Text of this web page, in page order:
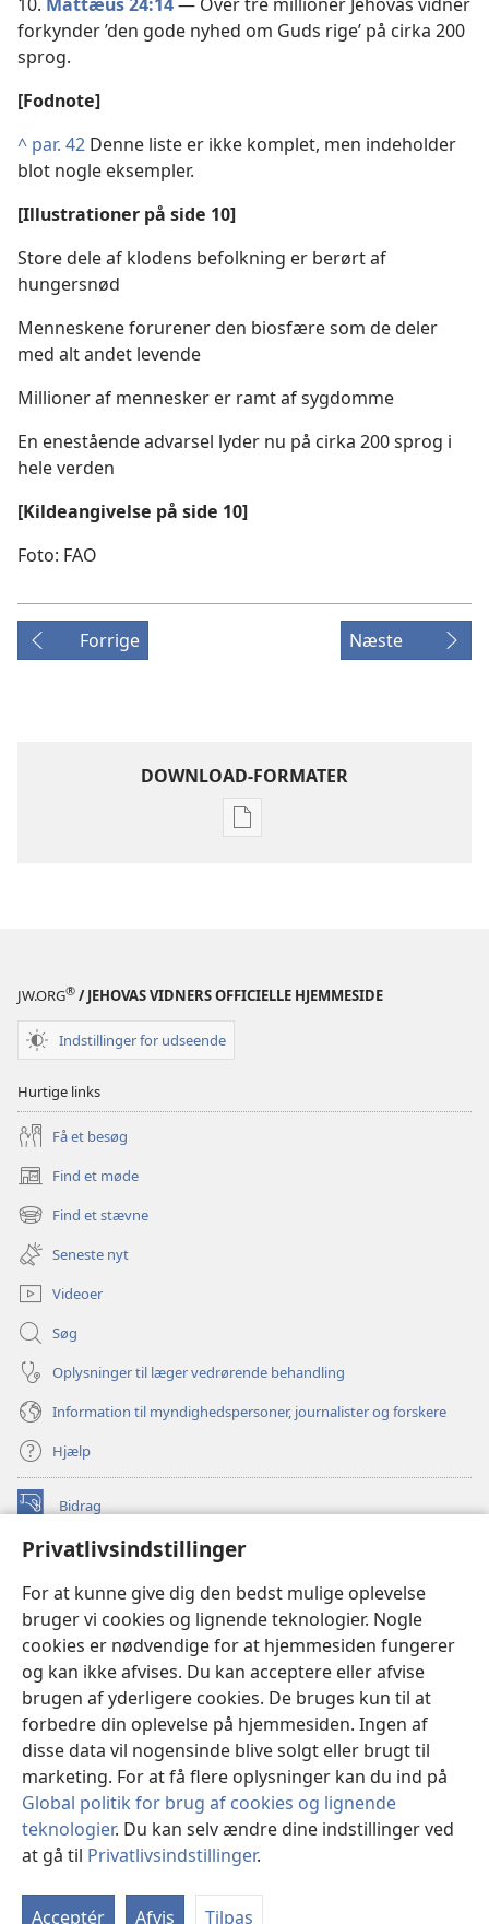
Privatlivsindstillinger
For at kunne give dig den bedst mulige oplevelse
bruger vi cookies og lignende teknologier. Nogle
cookies er nødvendige for at hjemmesiden fungerer
og kan ikke afvises. Du kan acceptere eller afvise
brugen af yderligere cookies. De bruges kun til at
forbedre din oplevelse på hjemmesiden. Ingen af
disse data vil nogensinde blive solgt eller brugt til
marketing. For at få flere oplysninger kan du ind på
Global politik for brug af cookies og lignende
teknologier. Du kan selv ændre dine indstillinger ved
at gå til Privatlivsindstillinger.
Acceptér Afvis Tilpas
forkynder ’den gode nyhed om Guds rige’ på cirka 200
sprog.
[Fodnote]
^ par. 42 Denne liste er ikke komplet, men indeholder
blot nogle eksempler.
[Illustrationer på side 10]
Store dele af klodens befolkning er berørt af
hungersnød
Menneskene forurener den biosfære som de deler
med alt andet levende
Millioner af mennesker er ramt af sygdomme
En enestående advarsel lyder nu på cirka 200 sprog i
hele verden
[Kildeangivelse på side 10]
Foto: FAO
Forrige Næste
DOWNLOAD-FORMATER
Indstillinger
OP!
JW.ORG® / JEHOVAS VIDNERS OFFICIELLE HJEMMESIDE
Indstillinger for udseende
Hurtige links
Få et besøg
Find et møde
(åbner
nyt
vindue)
Find et stævne
(åbner
nyt
vindue)
Seneste nyt
Videoer
Søg
Oplysninger til læger vedrørende behandling
Information til myndighedspersoner, journalister og forskere
Hjælp
Bidrag
(åbner
vindue)Watchtower ONLINE LIBRARY™
nyt
vindue)JW Hub
(åbner
nyt
vindue)JW Library
Watchtower Library
Copyright© 2026 Watch Tower Bible and Tract Society of Pennsylvania.
ANVENDELSESVILKÅR
PRIVATLIVSINDSTILLINGER